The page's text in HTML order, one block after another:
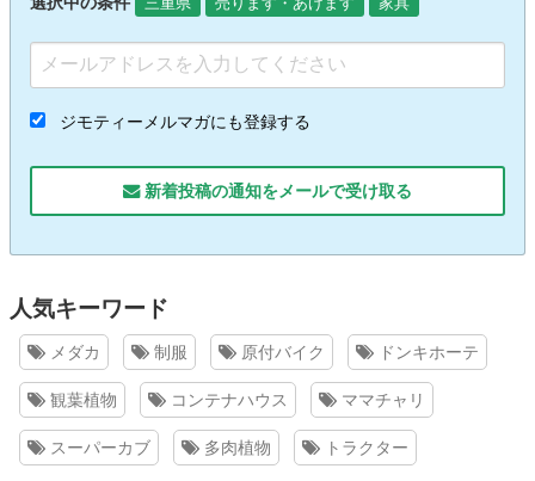
ジモティーメルマガにも登録する
新着投稿の通知をメールで受け取る
人気キーワード
メダカ 制服 原付バイク ドンキホーテ
観葉植物 コンテナハウス ママチャリ
スーパーカブ 多肉植物 トラクター